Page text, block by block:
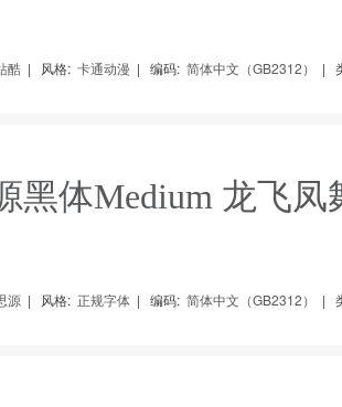
酷 | 风格: 卡通动漫 | 编码: 简体中文（GB2312） |
黑体Medium 龙飞
源 | 风格: 正规字体 | 编码: 简体中文（GB2312） |